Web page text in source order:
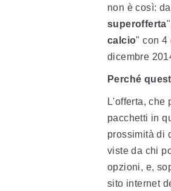
non è così:
superofferta
calcio" con 4
dicembre
Perché
L'offerta, che
pacchetti in
prossimità di
viste da chi
opzioni, e,
sito internet